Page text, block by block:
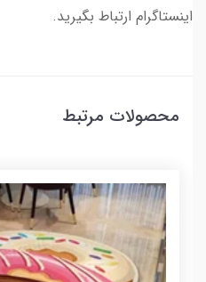
اینستاگرام ارتباط بگیرید.
محصولات مرتبط